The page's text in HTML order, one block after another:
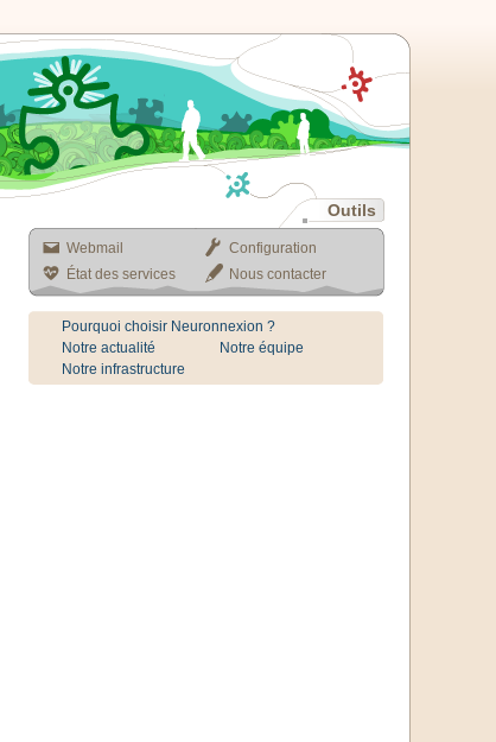
Outils
Webmail
Configuration
État des services
Nous contacter
Pourquoi choisir Neuronnexion ?
Notre actualité
Notre équipe
Notre infrastructure